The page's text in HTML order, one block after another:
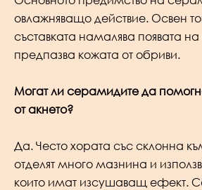
овлажняващо действие. Освен
съставката намалява появата на
предпазва кожата от обриви.
Могат ли серамидите да
от акнето?
Да. Често хората със склонна
отделят много мазнина и
които имат изсушаващ ефект.